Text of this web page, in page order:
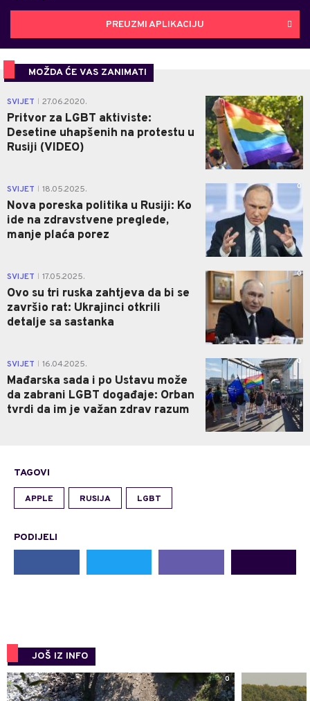
PREUZMI APLIKACIJU
MOŽDA ĆE VAS ZANIMATI
SVIJET 27.06.2020.
Pritvor za LGBT aktiviste:
Desetine uhapšenih na protestu u
Rusiji (VIDEO)
0
SVIJET 18.05.2025.
Nova poreska politika u Rusiji: Ko
ide na zdravstvene preglede,
manje plaća porez
0
SVIJET 17.05.2025.
Ovo su tri ruska zahtjeva da bi se
završio rat: Ukrajinci otkrili
detalje sa sastanka
0
SVIJET 16.04.2025.
Mađarska sada i po Ustavu može
da zabrani LGBT događaje: Orban
tvrdi da im je važan zdrav razum
0
TAGOVI
APPLE RUSIJA LGBT
PODIJELI
JOŠ IZ INFO
0